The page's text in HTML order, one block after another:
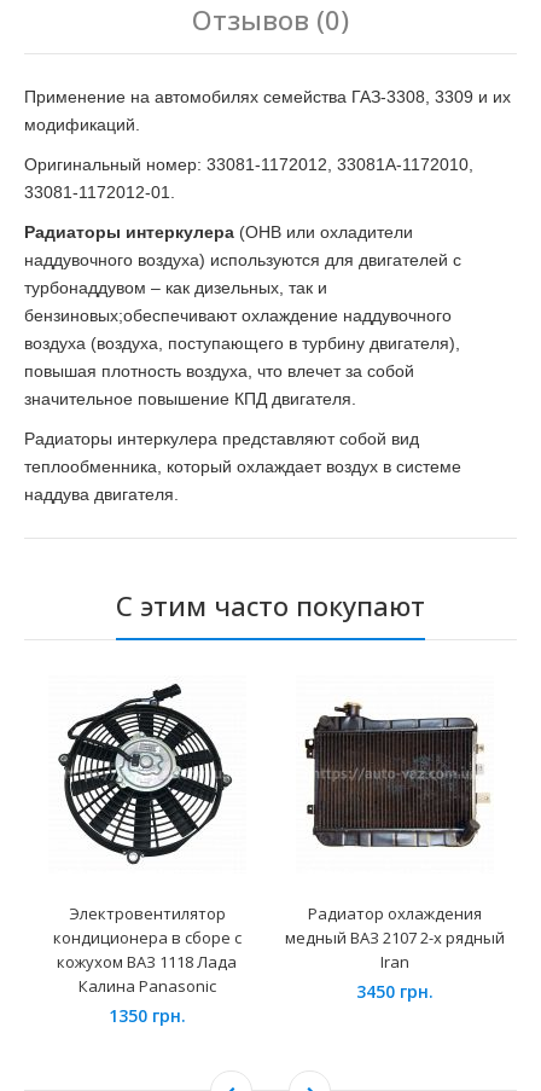
Отзывов (0)
Применение на автомобилях семейства ГАЗ-3308, 3309 и их
модификаций.
Оригинальный номер: 33081-1172012, 33081А-1172010,
33081-1172012-01.
Радиаторы интеркулера (ОНВ или охладители
наддувочного воздуха) используются для двигателей с
турбонаддувом – как дизельных, так и
бензиновых;обеспечивают охлаждение наддувочного
воздуха (воздуха, поступающего в турбину двигателя),
повышая плотность воздуха, что влечет за собой
значительное повышение КПД двигателя.
Радиаторы интеркулера представляют собой вид
теплообменника, который охлаждает воздух в системе
наддува двигателя.
С этим часто покупают
Электровентилятор
кондиционера в сборе с
кожухом ВАЗ 1118 Лада
Калина Panasonic
1350 грн.
Радиатор охлаждения
медный ВАЗ 2107 2-х рядный
Iran
3450 грн.